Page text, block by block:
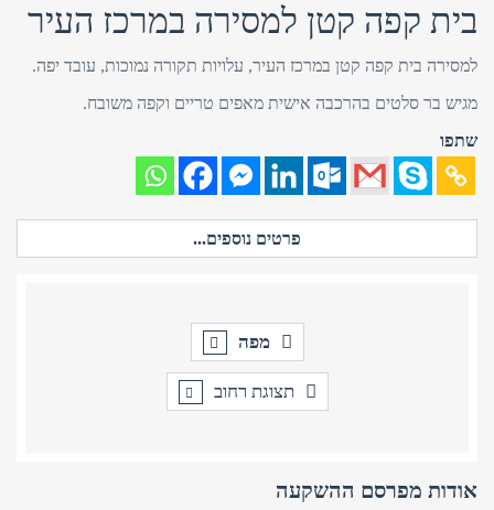
בית קפה קטן למסירה במרכז העיר
למסירה בית קפה קטן במרכז העיר, עלויות תקורה נמוכות, עובד יפה.
מגיש בר סלטים בהרכבה אישית מאפים טריים וקפה משובח.
שתפו
פרטים נוספים...
מפה
תצוגת רחוב
אודות מפרסם ההשקעה